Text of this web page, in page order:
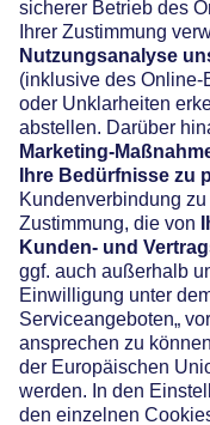
Widerruf
Vertrag widerrufen
Über maxblue
AGB
Datenschutz